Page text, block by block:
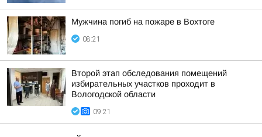
Мужчина погиб на пожаре в Вохтоге
08:21
Второй этап обследования помещений
избирательных участков проходит в
Вологодской области
09:21